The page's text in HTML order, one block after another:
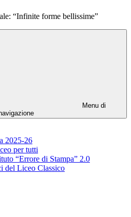
“Infinite forme bellissime”
Menu di
2025-26
per tutti
“Errore di Stampa” 2.0
del Liceo Classico